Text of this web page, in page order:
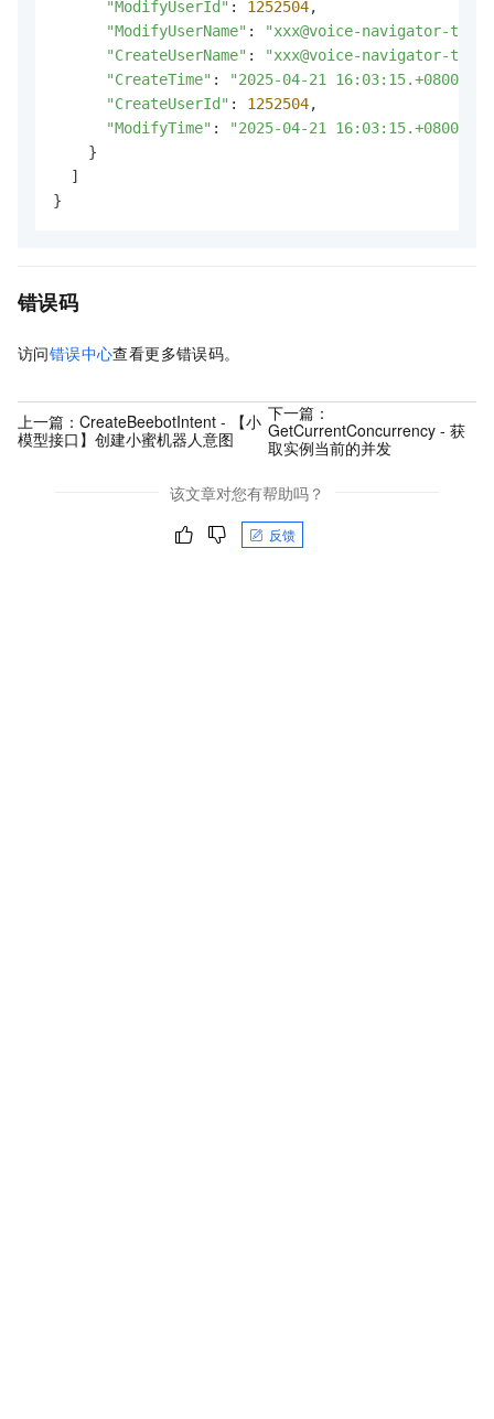
"ModifyUserId" : 1252504,
"ModifyUserName" :
"xxx@voice-navigator-
"CreateUserName" :
"xxx@voice-navigator-
"CreateTime" : "2025-04-21 16:03:15.+0800"
"CreateUserId" : 1252504,
"ModifyTime" :
"2025-04-21 16:03:15.+0800"
    }
  ]
}
错误码
访问错误中心查看更多错误码。
上一篇： CreateBeebotIntent - 【小
模型接口】创建小蜜机器人意图
下一篇：
GetCurrentConcurrency - 获
取实例当前的并发
该文章对您有帮助吗？
反馈